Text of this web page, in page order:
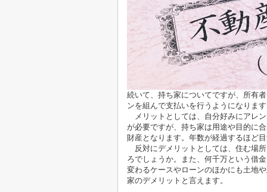
続いて、持ち家についてですが、所有
ンを組んで支払いを行うようになりま
メリットとしては、自分好みにアレ
が必要ですが、持ち家は用途や目的に
財産となります。年数が経過するほど
反対にデメリットとしては、住む場
ろでしょうか。また、何千万という借
変わるケースやローンのほかにも土地
家のデメリットと言えます。